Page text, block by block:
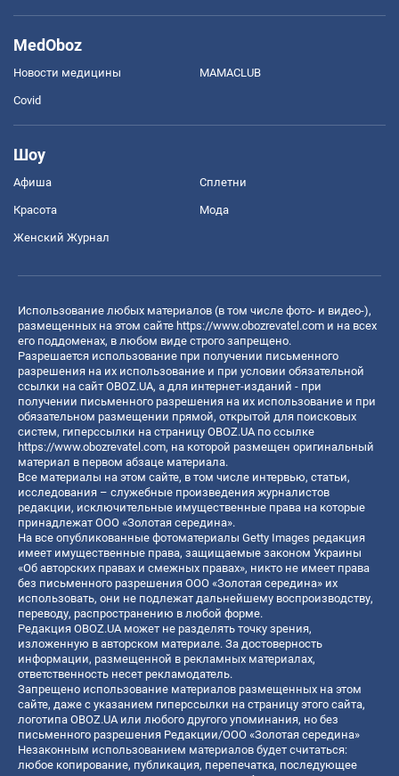
MedOboz
Новости медицины MAMACLUB
Covid
Шоу
Афиша Сплетни
Красота Мода
Женский Журнал
Использование любых материалов (в том числе фото- и видео-),
размещенных на этом сайте https://www.obozrevatel.com и на всех
его поддоменах, в любом виде строго запрещено.
Разрешается использование при получении письменного
разрешения на их использование и при условии обязательной
ссылки на сайт OBOZ.UA, а для интернет-изданий - при
получении письменного разрешения на их использование и при
обязательном размещении прямой, открытой для поисковых
систем, гиперссылки на страницу OBOZ.UA по ссылке
https://www.obozrevatel.com, на которой размещен оригинальный
материал в первом абзаце материала.
Все материалы на этом сайте, в том числе интервью, статьи,
исследования – служебные произведения журналистов
редакции, исключительные имущественные права на которые
принадлежат ООО «Золотая середина».
На все опубликованные фотоматериалы Getty Images редакция
имеет имущественные права, защищаемые законом Украины
«Об авторских правах и смежных правах», никто не имеет права
без письменного разрешения ООО «Золотая середина» их
использовать, они не подлежат дальнейшему воспроизводству,
переводу, распространению в любой форме.
Редакция OBOZ.UA может не разделять точку зрения,
изложенную в авторском материале. За достоверность
информации, размещенной в рекламных материалах,
ответственность несет рекламодатель.
Запрещено использование материалов размещенных на этом
сайте, даже с указанием гиперссылки на страницу этого сайта,
логотипа OBOZ.UA или любого другого упоминания, но без
письменного разрешения Редакции/ООО «Золотая середина»
Незаконным использованием материалов будет считаться:
любое копирование, публикация, перепечатка, последующее